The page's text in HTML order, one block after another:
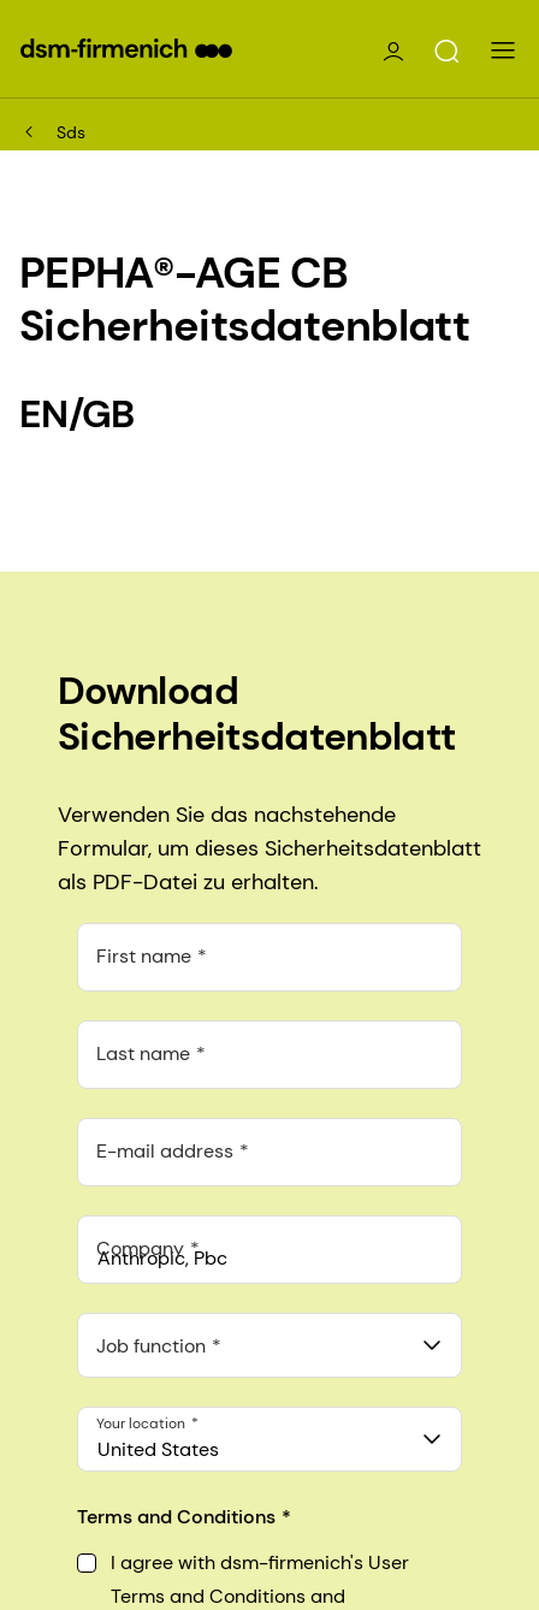
Sds
PEPHA®-AGE CB
Sicherheitsdatenblatt
EN/GB
Download
Sicherheitsdatenblatt
Verwenden Sie das nachstehende
Formular, um dieses Sicherheitsdatenblatt
als PDF-Datei zu erhalten.
First name
Last name
E-mail address
Company
548 Market St Pmb 90375, San Francisco, California, US
Job function
United States
Your location
Terms and Conditions
I agree with dsm-firmenich's User
Terms and Conditions and